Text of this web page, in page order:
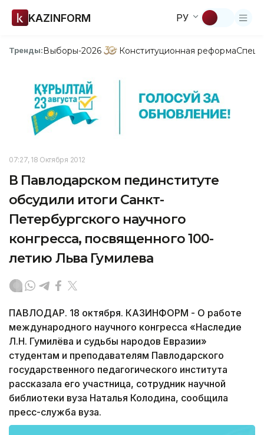
KAZINFORM РУ
Тренды:Выборы-2026 Конституционная реформа
07:27, 18 Октября 2012
В Павлодарском пединституте
обсудили итоги Санкт-
Петербургского научного
конгресса, посвященного 100-
летию Льва Гумилева
ПАВЛОДАР. 18 октября. КАЗИНФОРМ - О работе
международного научного конгресса «Наследие
Л.Н. Гумилёва и судьбы народов Евразии»
студентам и преподавателям Павлодарского
государственного педагогического института
рассказала его участница, сотрудник научной
библиотеки вуза Наталья Колодина, сообщила
пресс-служба вуза.